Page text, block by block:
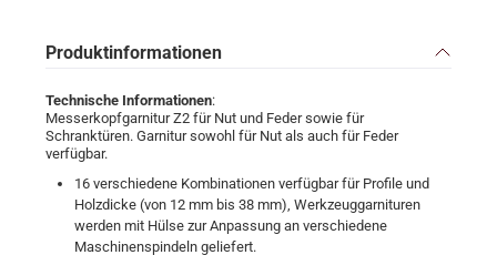
Produktinformationen
Technische Informationen:
Messerkopfgarnitur Z2 für Nut und Feder sowie für
Schranktüren. Garnitur sowohl für Nut als auch für Feder
verfügbar.
16 verschiedene Kombinationen verfügbar für Profile und
Holzdicke (von 12 mm bis 38 mm), Werkzeuggarnituren
werden mit Hülse zur Anpassung an verschiedene
Maschinenspindeln geliefert.